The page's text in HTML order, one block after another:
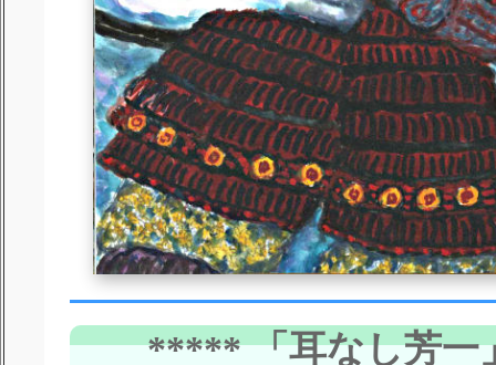
***** 「耳なし芳